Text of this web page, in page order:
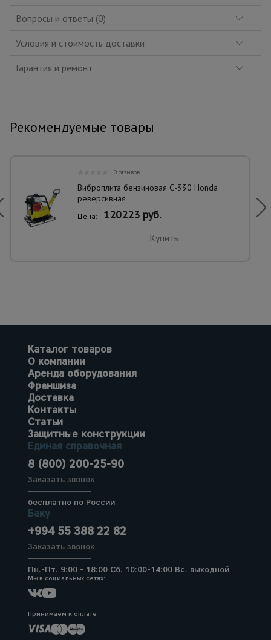
Вопросы и ответы (0)
Условия и стоимость доставки
Гарантия и ремонт
Рекомендуемые товары
0 отзывов
Виброплита бензиновая С-330 Honda
реверсивная
Цена: 120223 руб.
Купить
Каталог товаров
О компании
Аренда оборудования
Франшиза
Доставка
Контакты
Статьи
Защитные конструкции
Единая справочная
8 (800) 200-25-90
Заказать звонок
бесплатно по России
Баку
+994 55 388 22 82
Заказать звонок
Пн.-Пт. 9:00 - 18:00 Сб. 10:00-14:00 Вс. выходной
Мы в социальных сетях:
Принимаем к оплате